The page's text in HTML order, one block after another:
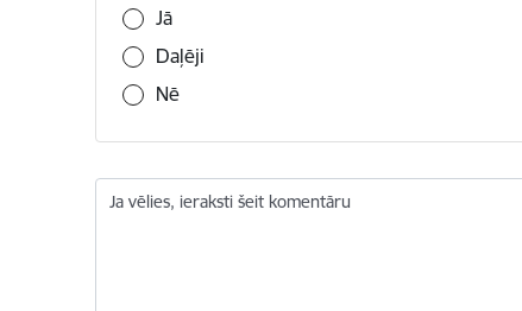
Jā
Daļēji
Nē
Ja vēlies, ieraksti šeit komentāru